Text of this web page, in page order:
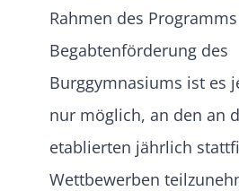
Rahmen des
Begabtenförderung des
Burggymnasiums ist es
nur möglich, an den an
etablierten jährlich
Wettbewerben